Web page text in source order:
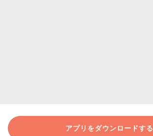
アプリをダウンロードする